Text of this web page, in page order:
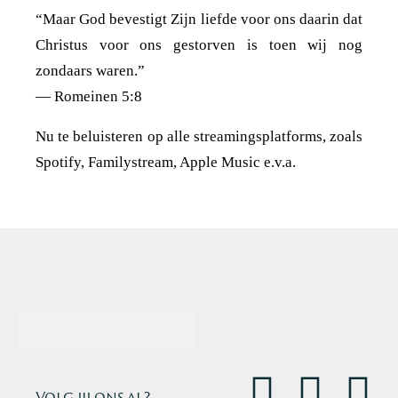
“Maar God bevestigt Zijn liefde voor ons daarin dat
Christus voor ons gestorven is toen wij nog
zondaars waren.”
— Romeinen 5:8
Nu te beluisteren op alle streamingsplatforms, zoals
Spotify, Familystream, Apple Music e.v.a.